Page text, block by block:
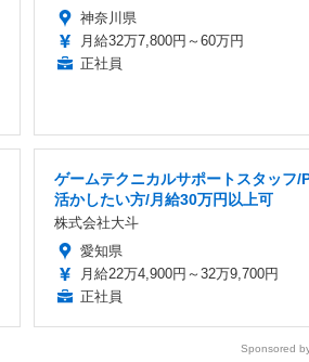
神奈川県
月給32万7,800円～60万円
正社員
ゲームテクニカルサポートスタッフ/
活かしたい方/月給30万円以上可
株式会社大斗
愛知県
月給22万4,900円～32万9,700円
正社員
Sponsored